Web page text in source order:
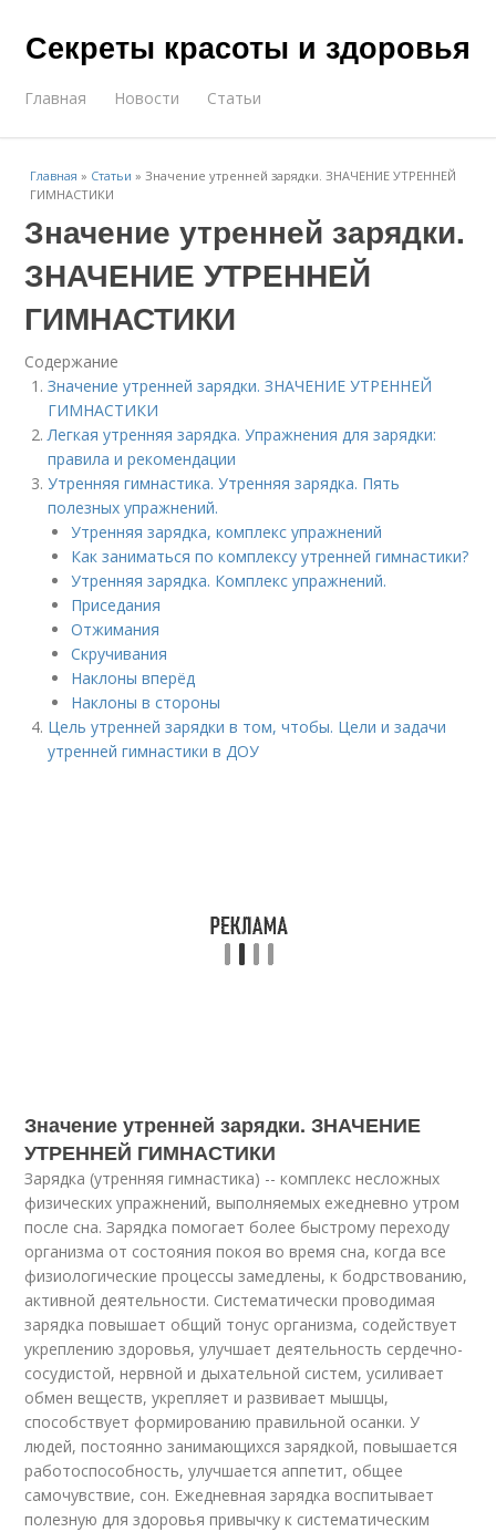
Секреты красоты и здоровья
Главная Новости Статьи
Главная » Статьи »Значение утренней зарядки. ЗНАЧЕНИЕ УТРЕННЕЙ
ГИМНАСТИКИ
Значение утренней зарядки.
ЗНАЧЕНИЕ УТРЕННЕЙ
ГИМНАСТИКИ
Содержание
Значение утренней зарядки. ЗНАЧЕНИЕ УТРЕННЕЙ
ГИМНАСТИКИ
Легкая утренняя зарядка. Упражнения для зарядки:
правила и рекомендации
Утренняя гимнастика. Утренняя зарядка. Пять
полезных упражнений.
Утренняя зарядка, комплекс упражнений
Как заниматься по комплексу утренней гимнастики?
Утренняя зарядка. Комплекс упражнений.
Приседания
Отжимания
Скручивания
Наклоны вперёд
Наклоны в стороны
Цель утренней зарядки в том, чтобы. Цели и задачи
утренней гимнастики в ДОУ
Значение утренней зарядки. ЗНАЧЕНИЕ
УТРЕННЕЙ ГИМНАСТИКИ
Зарядка (утренняя гимнастика) -- комплекс несложных
физических упражнений, выполняемых ежедневно утром
после сна. Зарядка помогает более быстрому переходу
организма от состояния покоя во время сна, когда все
физиологические процессы замедлены, к бодрствованию,
активной деятельности. Систематически проводимая
зарядка повышает общий тонус организма, содействует
укреплению здоровья, улучшает деятельность сердечно-
сосудистой, нервной и дыхательной систем, усиливает
обмен веществ, укрепляет и развивает мышцы,
способствует формированию правильной осанки. У
людей, постоянно занимающихся зарядкой, повышается
работоспособность, улучшается аппетит, общее
самочувствие, сон. Ежедневная зарядка воспитывает
полезную для здоровья привычку к систематическим